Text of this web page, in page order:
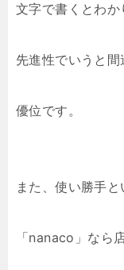
文字で書くとわか
先進性でいうと
優位です。
また、使い勝手と
「nanaco」なら